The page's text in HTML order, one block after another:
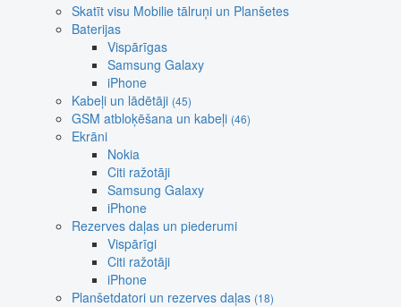
Skatīt visu Mobilie tālruņi un Planšetes
Baterijas
Vispārīgas
Samsung Galaxy
iPhone
Kabeļi un lādētāji (45)
GSM atbloķēšana un kabeļi (46)
Ekrāni
Nokia
Citi ražotāji
Samsung Galaxy
iPhone
Rezerves daļas un piederumi
Vispārīgi
Citi ražotāji
iPhone
Planšetdatori un rezerves daļas (18)